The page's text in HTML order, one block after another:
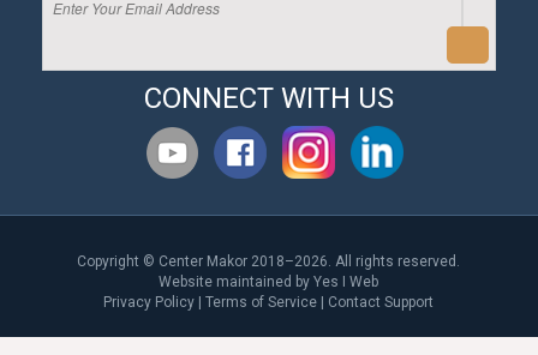
CONNECT WITH US
Copyright © Center Makor 2018–2026. All rights reserved.
Website maintained byYes I Web
Privacy Policy |Terms of Service Contact Support